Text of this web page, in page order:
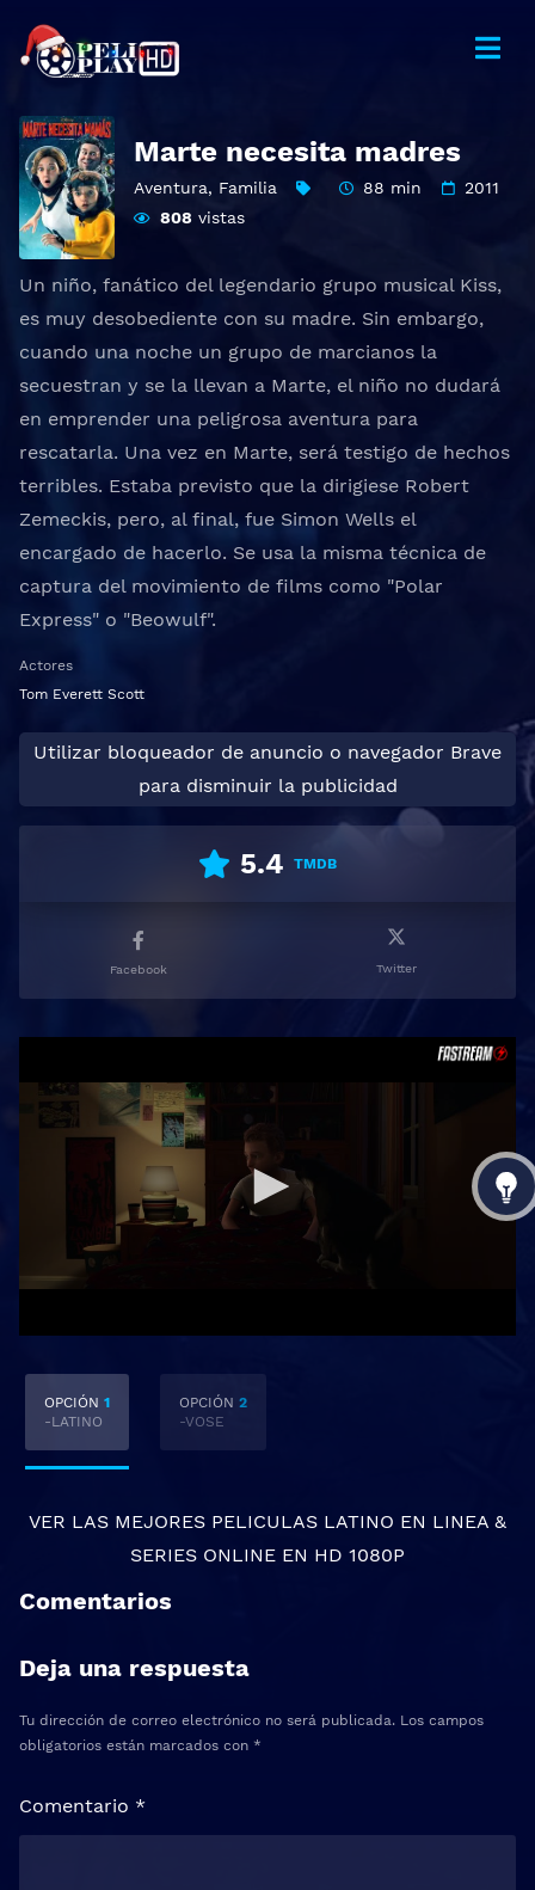
Marte necesita madres
Aventura, Familia 88 min
2011
808 vistas
Un niño, fanático del legendario grupo musical Kiss,
es muy desobediente con su madre. Sin embargo,
cuando una noche un grupo de marcianos la
secuestran y se la llevan a Marte, el niño no dudará
en emprender una peligrosa aventura para
rescatarla. Una vez en Marte, será testigo de hechos
terribles. Estaba previsto que la dirigiese Robert
Zemeckis, pero, al final, fue Simon Wells el
encargado de hacerlo. Se usa la misma técnica de
captura del movimiento de films como "Polar
Express" o "Beowulf".
Actores
Tom Everett Scott
Utilizar bloqueador de anuncio o navegador Brave
para disminuir la publicidad
5.4 TMDB
Facebook Twitter
OPCIÓN 1
-LATINO
OPCIÓN 2
-VOSE
VER LAS MEJORES PELICULAS LATINO EN LINEA &
SERIES ONLINE EN HD 1080P
Comentarios
Deja una respuesta
Tu dirección de correo electrónico no será publicada. Los campos
obligatorios están marcados con *
Comentario *